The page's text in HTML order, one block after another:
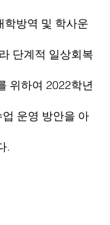
학방역 및 학사운
단계적 일상회복
위하여 2022학년
운영 방안을 아
.